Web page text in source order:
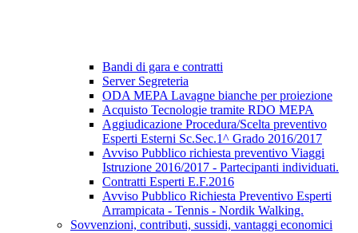
Bandi di gara e contratti
Server Segreteria
ODA MEPA Lavagne bianche per proiezione
Acquisto Tecnologie tramite RDO MEPA
Aggiudicazione Procedura/Scelta preventivo
Esperti Esterni Sc.Sec.1^ Grado 2016/2017
Avviso Pubblico richiesta preventivo Viaggi
Istruzione 2016/2017 - Partecipanti individuati.
Contratti Esperti E.F.2016
Avviso Pubblico Richiesta Preventivo Esperti
Arrampicata - Tennis - Nordik Walking.
Sovvenzioni, contributi, sussidi, vantaggi economici